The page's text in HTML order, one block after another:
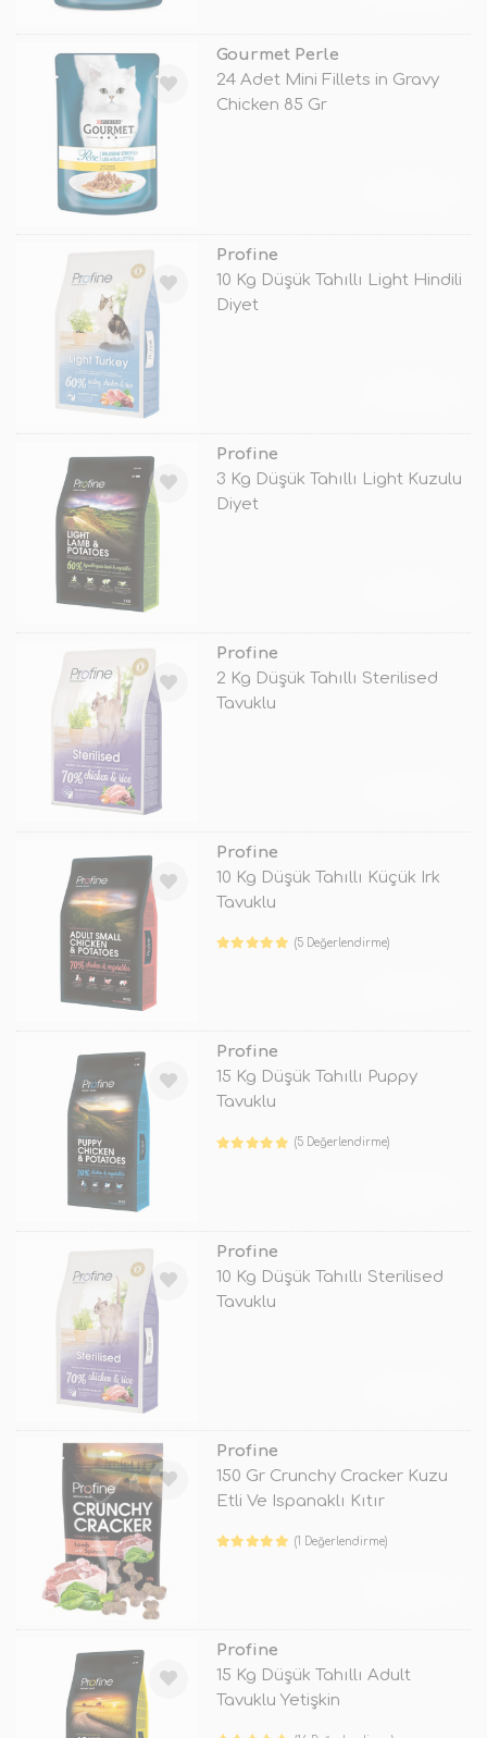
Gourmet Perle
24 Adet Mini Fillets in Gravy
Chicken 85 Gr
Profine
10 Kg Düşük Tahıllı Light Hindili
Diyet
Profine
3 Kg Düşük Tahıllı Light Kuzulu
Diyet
Profine
2 Kg Düşük Tahıllı Sterilised
Tavuklu
Profine
10 Kg Düşük Tahıllı Küçük Irk
Tavuklu
(5 Değerlendirme)
Profine
15 Kg Düşük Tahıllı Puppy
Tavuklu
(5 Değerlendirme)
Profine
10 Kg Düşük Tahıllı Sterilised
Tavuklu
Profine
150 Gr Crunchy Cracker Kuzu
Etli Ve Ispanaklı Kıtır
(1 Değerlendirme)
Profine
15 Kg Düşük Tahıllı Adult
Tavuklu Yetişkin